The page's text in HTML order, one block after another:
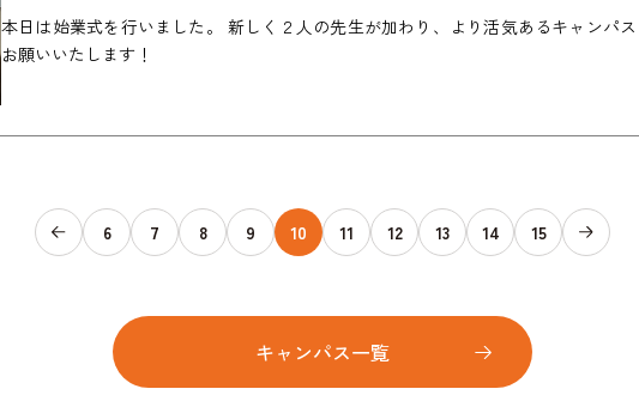
本日は始業式を行いました。 新しく２人の先生が加わり、より活気あるキャンパ
お願いいたします！
6 7 8 9 10 11 12 13 14 15
キャンパス一覧